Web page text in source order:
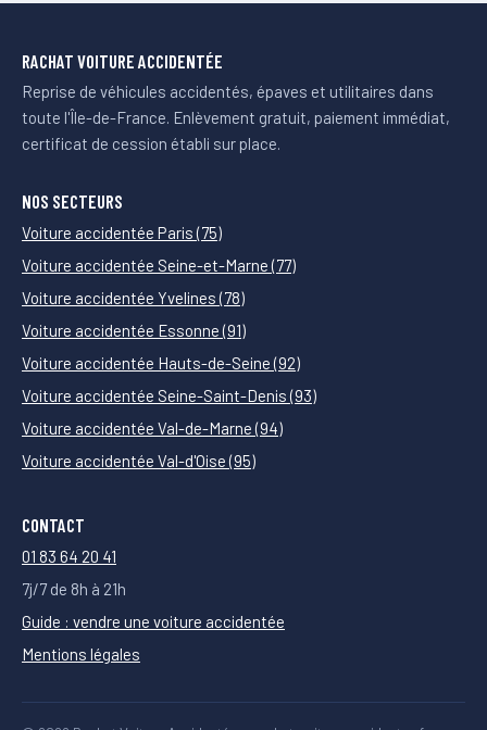
RACHAT VOITURE ACCIDENTÉE
Reprise de véhicules accidentés, épaves et utilitaires dans
toute l'Île-de-France. Enlèvement gratuit, paiement immédiat,
certificat de cession établi sur place.
NOS SECTEURS
Voiture accidentée Paris (75)
Voiture accidentée Seine-et-Marne (77)
Voiture accidentée Yvelines (78)
Voiture accidentée Essonne (91)
Voiture accidentée Hauts-de-Seine (92)
Voiture accidentée Seine-Saint-Denis (93)
Voiture accidentée Val-de-Marne (94)
Voiture accidentée Val-d'Oise (95)
CONTACT
01 83 64 20 41
7j/7 de 8h à 21h
Guide : vendre une voiture accidentée
Mentions légales